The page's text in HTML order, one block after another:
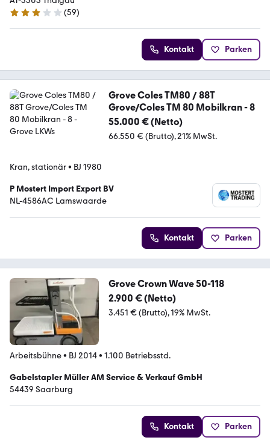
3.1 Sterne
(59)
Kontakt Parken
Grove Coles TM80 / 88T
Grove/Coles TM 80 Mobilkran - 8
55.000 € (Netto)
66.550 € (Brutto) 21% MwSt.
Kran, stationär• BJ 1980
P Mostert Import Export BV
NL-4586AC Lamswaarde
Kontakt Parken
Grove Crown Wave 50-118
2.900 € (Netto)
3.451 € (Brutto) 19% MwSt.
Arbeitsbühne• BJ 2014• 1.100 Betriebsstd.
Gabelstapler Müller AM Service & Verkauf GmbH
54439 Saarburg
Kontakt Parken